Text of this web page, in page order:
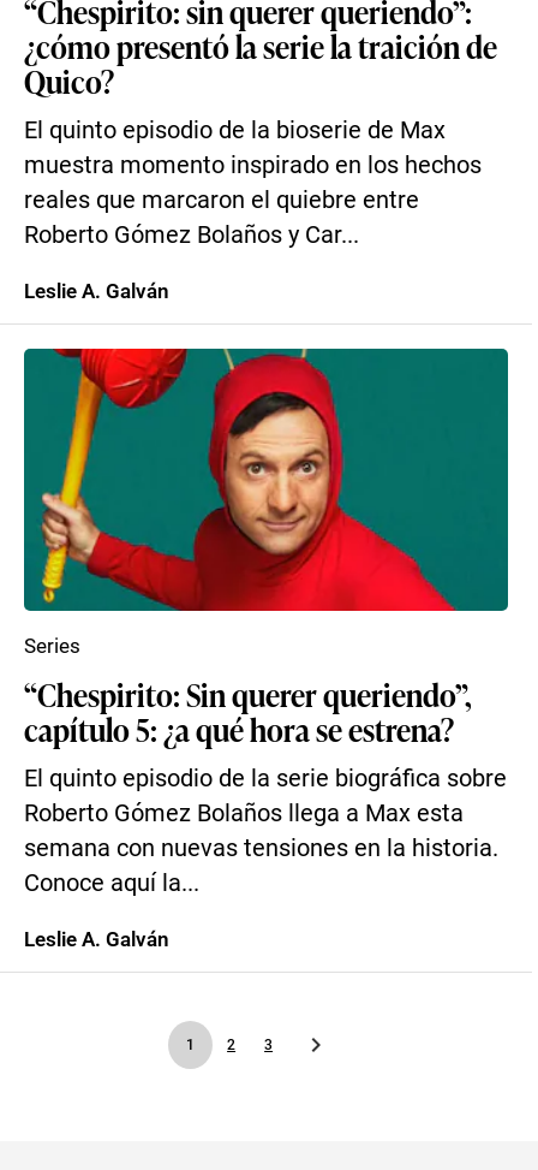
“Chespirito: sin querer queriendo”:
¿cómo presentó la serie la traición de
Quico?
El quinto episodio de la bioserie de Max
muestra momento inspirado en los hechos
reales que marcaron el quiebre entre
Roberto Gómez Bolaños y Car...
Leslie A. Galván
“Chespirito: Sin querer queriendo”,
capítulo 5: ¿a qué hora se estrena?
El quinto episodio de la serie biográfica sobre
Roberto Gómez Bolaños llega a Max esta
semana con nuevas tensiones en la historia.
Conoce aquí la...
Series
Leslie A. Galván
1 2 3